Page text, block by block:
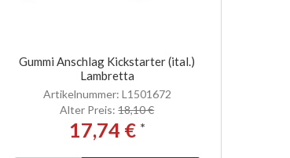
Gummi Anschlag Kickstarter (ital.)
Lambretta
Artikelnummer: L1501672
Alter Preis:18,10 €
17,74 € *